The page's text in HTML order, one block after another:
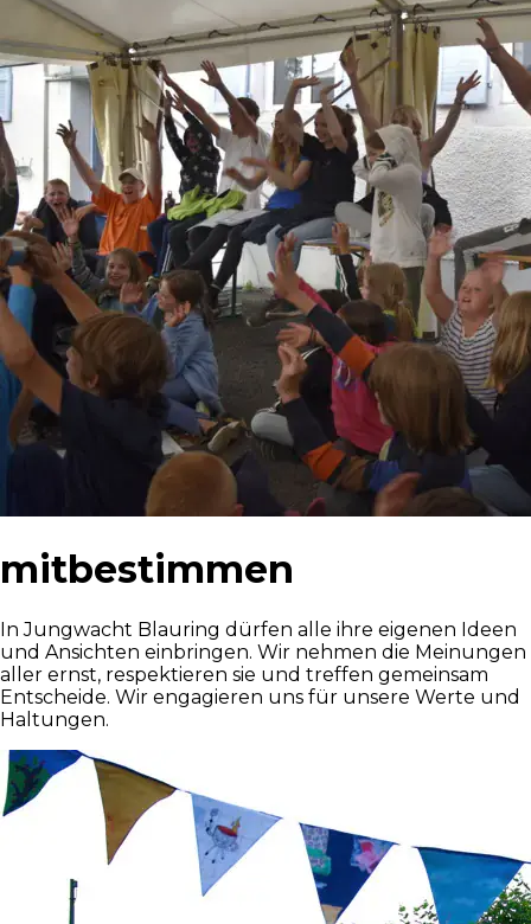
mitbestimmen
In Jungwacht Blauring dürfen alle ihre eigenen Ideen
und Ansichten einbringen. Wir nehmen die Meinungen
aller ernst, respektieren sie und treffen gemeinsam
Entscheide. Wir engagieren uns für unsere Werte und
Haltungen.